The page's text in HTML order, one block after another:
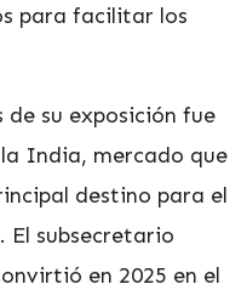
para facilitar los
de su exposición fue
India, mercado que
destino para el
subsecretario
en 2025 en el